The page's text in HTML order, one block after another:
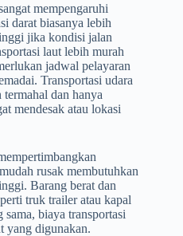
mempengaruhi
darat biasanya lebih
jika kondisi jalan
laut lebih murah
jadwal pelayaran
Transportasi udara
dan hanya
mendesak atau lokasi
rusak membutuhkan
Barang berat dan
truk trailer atau kapal
biaya transportasi
yang digunakan.